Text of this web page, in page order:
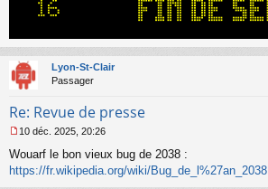
Lyon-St-Clair
Passager
Re: Revue de presse
e
s
10 déc. 2025, 20:26
Wouarf le bon vieux bug de 2038 :
https://fr.wikipedia.org/wiki/Bug_de_l%27an_2038